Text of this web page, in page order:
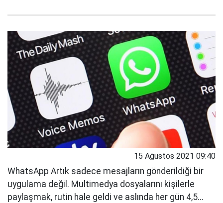
15 Ağustos 2021 09:40
WhatsApp Artık sadece mesajların gönderildiği bir
uygulama değil. Multimedya dosyalarını kişilerle
paylaşmak, rutin hale geldi ve aslında her gün 4,5...